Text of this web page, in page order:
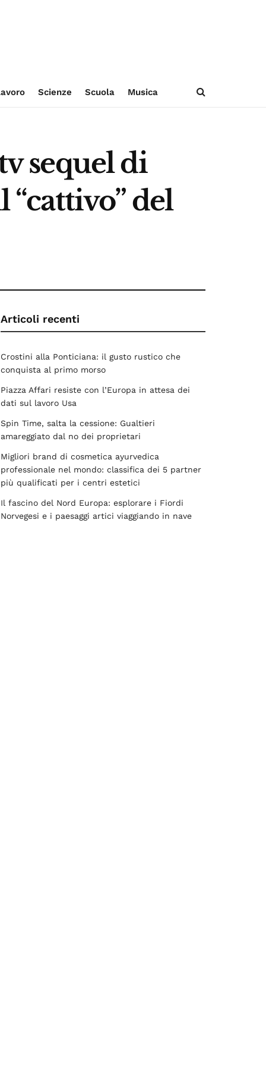
Scienze Scuola Musica
sequel di
del
Articoli recenti
Crostini alla Ponticiana: il gusto rustico che
conquista al primo morso
Piazza Affari resiste con l’Europa in attesa dei
dati sul lavoro Usa
Spin Time, salta la cessione: Gualtieri
amareggiato dal no dei proprietari
Migliori brand di cosmetica ayurvedica
professionale nel mondo: classifica dei 5 partner
più qualificati per i centri estetici
Il fascino del Nord Europa: esplorare i Fiordi
Norvegesi e i paesaggi artici viaggiando in nave